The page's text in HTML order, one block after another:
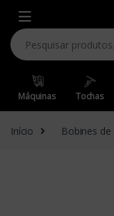
Pesquisar por:
Máquinas Tochas
Início Bobines de